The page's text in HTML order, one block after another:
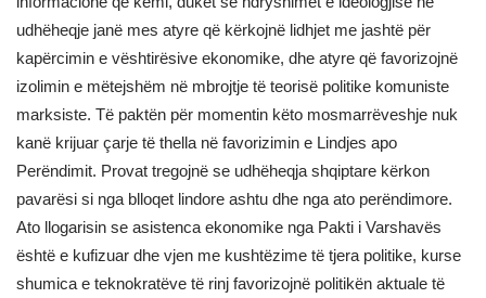
udhëheqje janë mes atyre që kërkojnë lidhjet me jashtë për
kapërcimin e vështirësive ekonomike, dhe atyre që favorizojnë
izolimin e mëtejshëm në mbrojtje të teorisë politike komuniste
marksiste. Të paktën për momentin këto mosmarrëveshje nuk
kanë krijuar çarje të thella në favorizimin e Lindjes apo
Perëndimit. Provat tregojnë se udhëheqja shqiptare kërkon
pavarësi si nga blloqet lindore ashtu dhe nga ato perëndimore.
Ato llogarisin se asistenca ekonomike nga Pakti i Varshavës
është e kufizuar dhe vjen me kushtëzime të tjera politike, kurse
shumica e teknokratëve të rinj favorizojnë politikën aktuale të